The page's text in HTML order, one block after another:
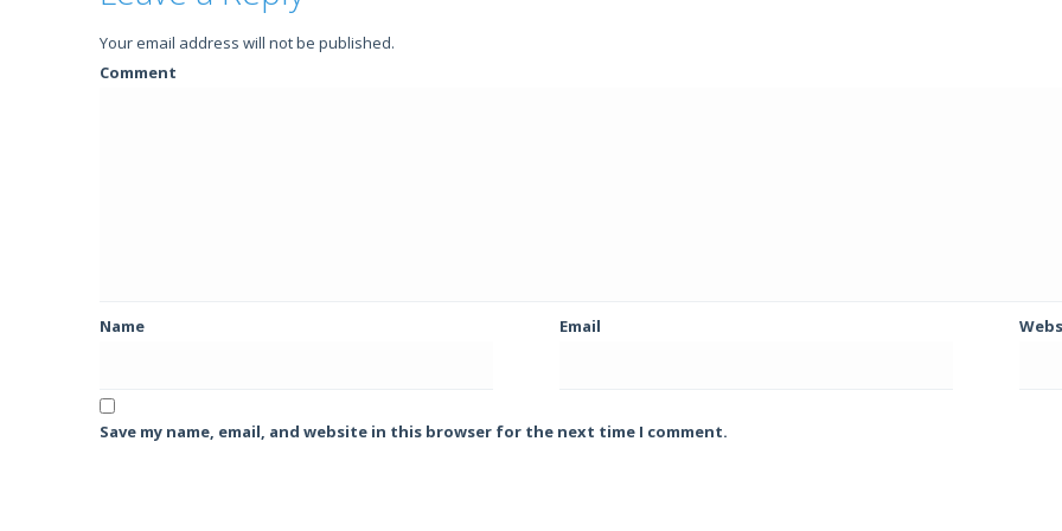
Your email address will not be published.
Comment
Name Email
Save my name, email, and website in this browser for the next time I comment.